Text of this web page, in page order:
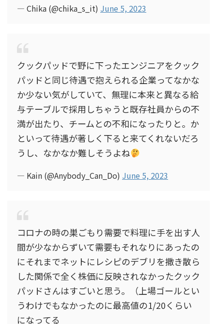
— Chika (@chika_s_it) June 5, 2023
クックパッドで野に下ったエンジニアをクック
パッドと同じ待遇で抱えられる企業ってなかな
か少ない気がしていて、無理に本来と異なる給
与テーブルで採用しちゃうと既存社員からの不
満が出たり、チームとの不和になったりと。か
といって待遇が著しく下ると来てくれないだろ
うし、なかなか難しそうよね
— Kain (@Anybody_Can_Do) June 5, 2023
コロナの時の巣ごもり需要で料理に手を出す人
間が少なからずいて需要もそれなりにあったの
にそれまでネットにレシピのデブリを撒き散ら
した関係で全く株価に反映されなかったクック
パッドさんはすごいと思う。（上場ゴールとい
うわけでもなかったのに最高値の1/20くらい
になってる